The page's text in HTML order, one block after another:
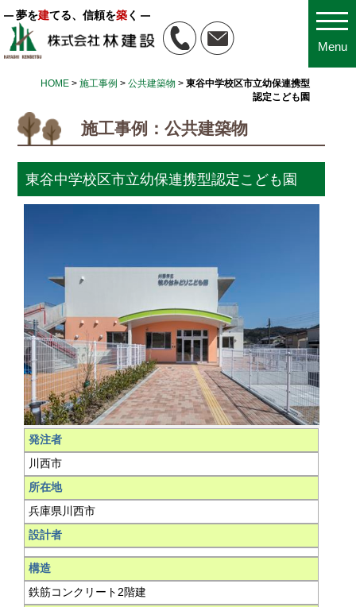
Menu
夢を建てる、信頼を築く
HOME >施工事例 >公共建築物 >東谷中学校区市立幼保連携型
認定こども園
施工事例：公共建築物
東谷中学校区市立幼保連携型認定こども園
発注者
川西市
所在地
兵庫県川西市
設計者
構造
鉄筋コンクリート2階建